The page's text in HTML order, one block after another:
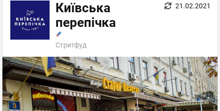
Київська
перепічка
Стритфуд
21.02.2021